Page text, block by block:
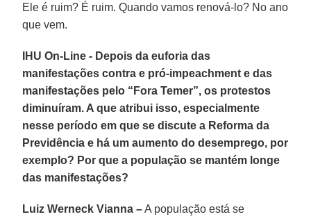
Ele é ruim? É ruim. Quando vamos renová-lo? No ano
que vem.
IHU On-Line - Depois da euforia das
manifestações contra e pró-impeachment e das
manifestações pelo “Fora Temer”, os protestos
diminuíram. A que atribui isso, especialmente
nesse período em que se discute a Reforma da
Previdência e há um aumento do desemprego, por
exemplo? Por que a população se mantém longe
das manifestações?
Luiz Werneck Vianna –A população está se